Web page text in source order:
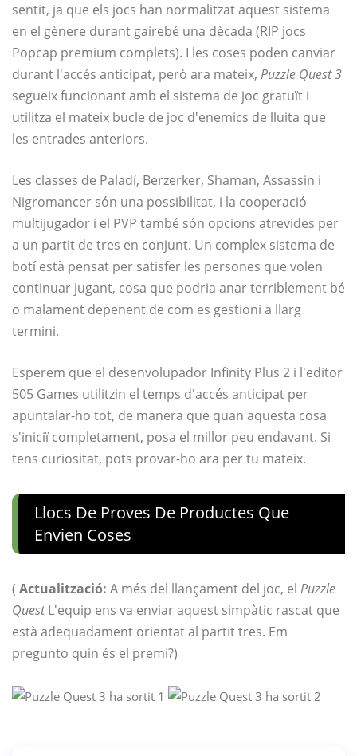
sentit, ja que els jocs han normalitzat aquest sistema
en el gènere durant gairebé una dècada (RIP jocs
Popcap premium complets). I les coses poden canviar
durant l'accés anticipat, però ara mateix, Puzzle Quest 3
segueix funcionant amb el sistema de joc gratuït i
utilitza el mateix bucle de joc d'enemics de lluita que
les entrades anteriors.
Les classes de Paladí, Berzerker, Shaman, Assassin i
Nigromancer són una possibilitat, i la cooperació
multijugador i el PVP també són opcions atrevides per
a un partit de tres en conjunt. Un complex sistema de
botí està pensat per satisfer les persones que volen
continuar jugant, cosa que podria anar terriblement bé
o malament depenent de com es gestioni a llarg
termini.
Esperem que el desenvolupador Infinity Plus 2 i l'editor
505 Games utilitzin el temps d'accés anticipat per
apuntalar-ho tot, de manera que quan aquesta cosa
s'iniciï completament, posa el millor peu endavant. Si
tens curiositat, pots provar-ho ara per tu mateix.
Llocs De Proves De Productes Que
Envien Coses
( Actualització: A més del llançament del joc, el Puzzle
QuestL'equip ens va enviar aquest simpàtic rascat que
està adequadament orientat al partit tres. Em
pregunto quin és el premi?)